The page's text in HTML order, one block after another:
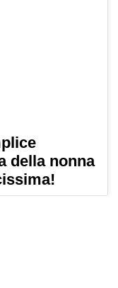
della nonna